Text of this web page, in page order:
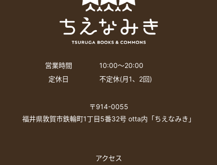
営業時間
10:00〜20:00
定休日
不定休(月1、2回)
〒914-0055
福井県敦賀市鉄輪町1丁目5番32号 otta内「ちえなみき」
アクセス